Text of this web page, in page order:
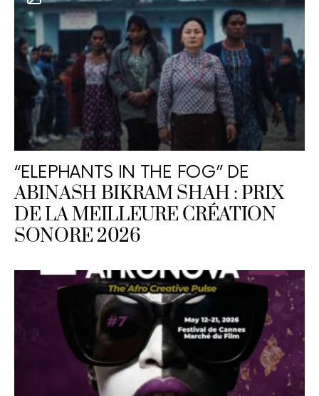
“ELEPHANTS IN THE FOG” DE
ABINASH BIKRAM SHAH : PRIX
DE LA MEILLEURE CRÉATION
SONORE 2026